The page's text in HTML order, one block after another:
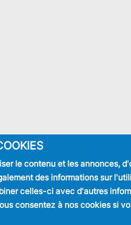
le contenu et les annonces,
des informations sur
celles-ci avec d'autres
consentez à nos cookies si